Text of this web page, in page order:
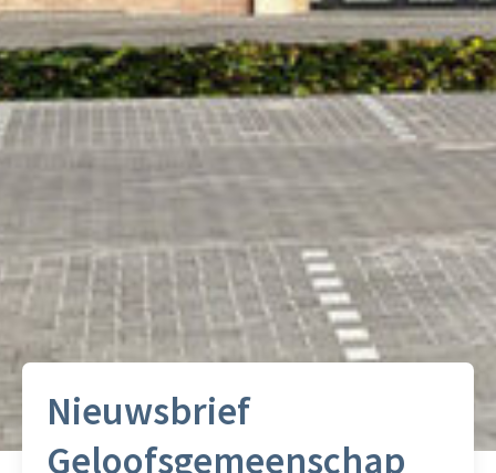
Nieuwsbrief
Geloofsgemeenschap